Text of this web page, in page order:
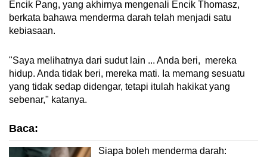
Encik Pang, yang akhirnya mengenali Encik Thomasz,
berkata bahawa menderma darah telah menjadi satu
kebiasaan.
"Saya melihatnya dari sudut lain ... Anda beri, mereka
hidup. Anda tidak beri, mereka mati. Ia memang sesuatu
yang tidak sedap didengar, tetapi itulah hakikat yang
sebenar," katanya.
Baca:
Siapa boleh menderma darah: